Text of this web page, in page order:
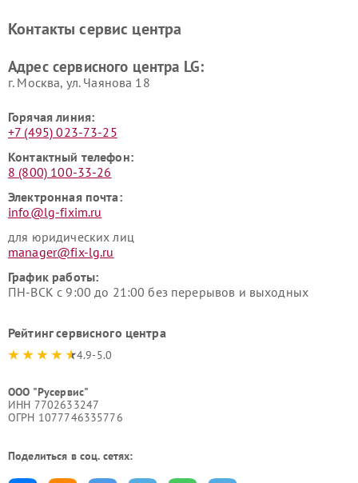
Ремонт морозильных камер
Ремонт вертикальных
Контакты сервис центра
Адрес сервисного центра LG:
г. Москва, ул. Чаянова 18
Горячая линия:
+7 (495) 023-73-25
Контактный телефон:
8 (800) 100-33-26
Электронная почта:
info@lg-fixim.ru
для юридических лиц
manager@fix-lg.ru
График работы:
ПН-ВСК с 9:00 до 21:00 без перерывов и выходных
Рейтинг сервисного центра
4.9-5.0
ООО "Русервис"
ИНН 7702633247
ОГРН 1077746335776
Поделиться в соц. сетях: